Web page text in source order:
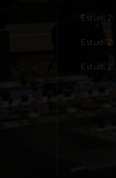
Estudi 2:
Estudi 2:
Estudi 2: